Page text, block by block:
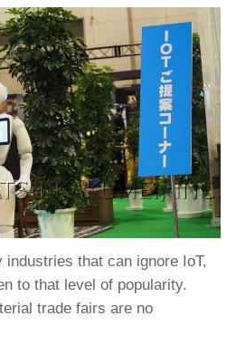
industries that can ignore IoT,
to that level of popularity.
trade fairs are no